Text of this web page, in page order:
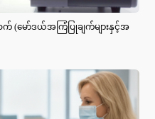
(မော်ဒယ်အကြံပြုချက်များနှင့်အ